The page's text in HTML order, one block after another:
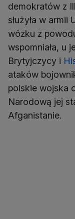
demokratów z
służyła w armii
wózku z
wspomniała, u
Brytyjczycy i
ataków
polskie wojska
Narodową jej
Afganistanie.